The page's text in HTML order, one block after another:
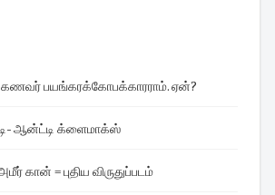
பயங்கரக்கோபக்காரராம். ஏன்?
ஆன்ட்டி க்ளைமாக்ஸ்
கான் = புதிய விருதுப்படம்